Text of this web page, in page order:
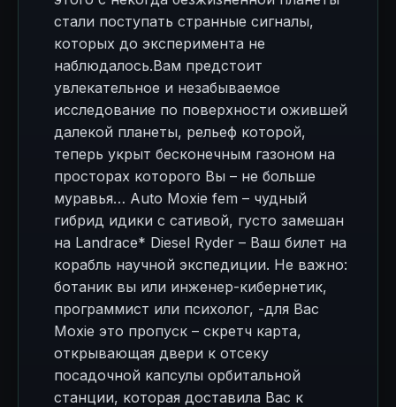
стали поступать странные сигналы,
которых до эксперимента не
наблюдалось.Вам предстоит
увлекательное и незабываемое
исследование по поверхности ожившей
далекой планеты, рельеф которой,
теперь укрыт бесконечным газоном на
просторах которого Вы – не больше
муравья… Auto Moxie fem – чудный
гибрид идики с сативой, густо замешан
на Landrace* Diesel Ryder – Ваш билет на
корабль научной экспедиции. Не важно:
ботаник вы или инженер-кибернетик,
программист или психолог, -для Вас
Moxie это пропуск – скретч карта,
открывающая двери к отсеку
посадочной капсулы орбитальной
станции, которая доставила Вас к